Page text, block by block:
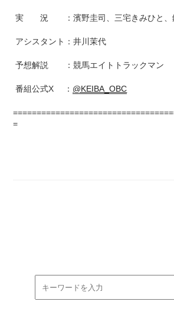
実 況 ：濱野圭司、三宅きみひと、
アシスタント：井川茉代
予想解説 ：競馬エイトトラックマン
番組公式X ： @KEIBA_OBC
=